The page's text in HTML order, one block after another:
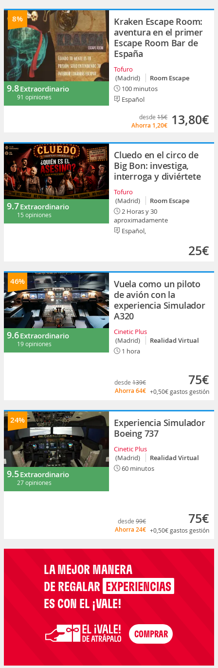
8%
9.8Extraordinario
91 opiniones
Kraken Escape Room:
aventura en el primer
Escape Room Bar de
España
Tofuro
(Madrid)
Room Escape
100 minutos
Español
desde 15€
Ahorra 1,20€ 13,80€
9.7Extraordinario
15 opiniones
Cluedo en el circo de
Big Bon: investiga,
interroga y diviértete
Tofuro
(Madrid)
Room Escape
2 Horas y 30
aproximadamente
Español,
25€
46%
9.6Extraordinario
19 opiniones
Vuela como un piloto
de avión con la
experiencia Simulador
A320
Cinetic Plus
(Madrid)
Realidad Virtual
1 hora
desde 139€
Ahorra 64€
75€
+0,50€gastos gestión
24%
9.5Extraordinario
27 opiniones
Experiencia Simulador
Boeing 737
Cinetic Plus
(Madrid)
Realidad Virtual
60 minutos
desde 99€
Ahorra 24€
75€
+0,50€gastos gestión
LA MEJOR MANERA
DE REGALAR EXPERIENCIAS
ES CON EL ¡VALE!